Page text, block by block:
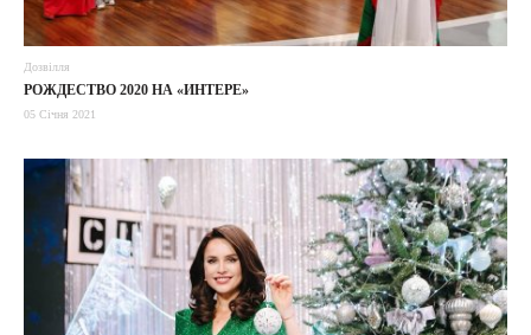
Дозвілля
РОЖДЕСТВО 2020 НА «ИНТЕРЕ»
05 Січня 2021